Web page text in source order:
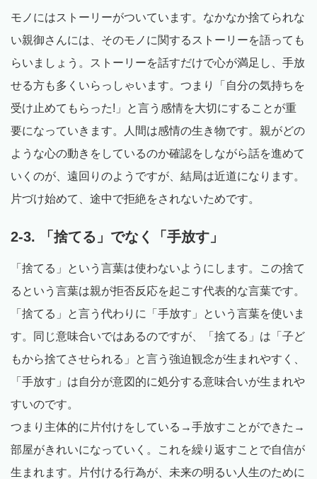
モノにはストーリーがついています。なかなか捨てられな
い親御さんには、そのモノに関するストーリーを語っても
らいましょう。ストーリーを話すだけで心が満足し、手放
せる方も多くいらっしゃいます。つまり「自分の気持ちを
受け止めてもらった!」と言う感情を大切にすることが重
要になっていきます。人間は感情の生き物です。親がどの
ような心の動きをしているのか確認をしながら話を進めて
いくのが、遠回りのようですが、結局は近道になります。
片づけ始めて、途中で拒絶をされないためです。
2-3. 「捨てる」でなく「手放す」
「捨てる」という言葉は使わないようにします。この捨て
るという言葉は親が拒否反応を起こす代表的な言葉です。
「捨てる」と言う代わりに「手放す」という言葉を使いま
す。同じ意味合いではあるのですが、「捨てる」は「子ど
もから捨てさせられる」と言う強迫観念が生まれやすく、
「手放す」は自分が意図的に処分する意味合いが生まれや
すいのです。
つまり主体的に片付けをしている→手放すことができた→
部屋がきれいになっていく。これを繰り返すことで自信が
生まれます。片付ける行為が、未来の明るい人生のために